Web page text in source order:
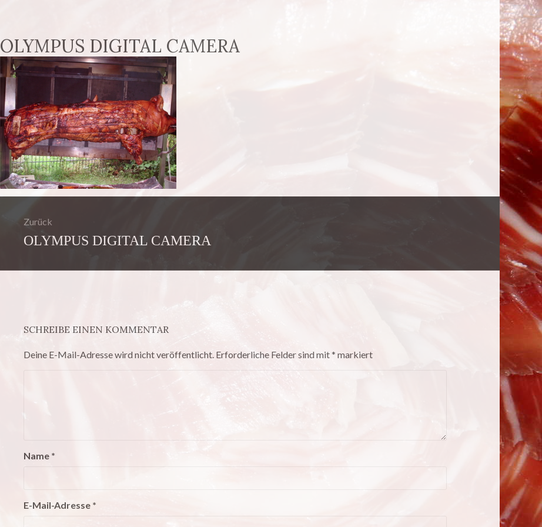
OLYMPUS DIGITAL CAMERA
Zurück
Vorheriger
OLYMPUS DIGITAL CAMERA
SCHREIBE EINEN KOMMENTAR
Deine E-Mail-Adresse wird nicht veröffentlicht. Erforderliche Felder sind mit* markiert
Name *
E-Mail-Adresse *